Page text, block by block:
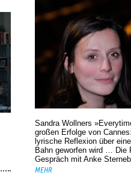
Sandra Wollners
großen Erfolge von
lyrische Reflexion über
Bahn geworfen wird … Die
Gespräch mit Anke
MEHR